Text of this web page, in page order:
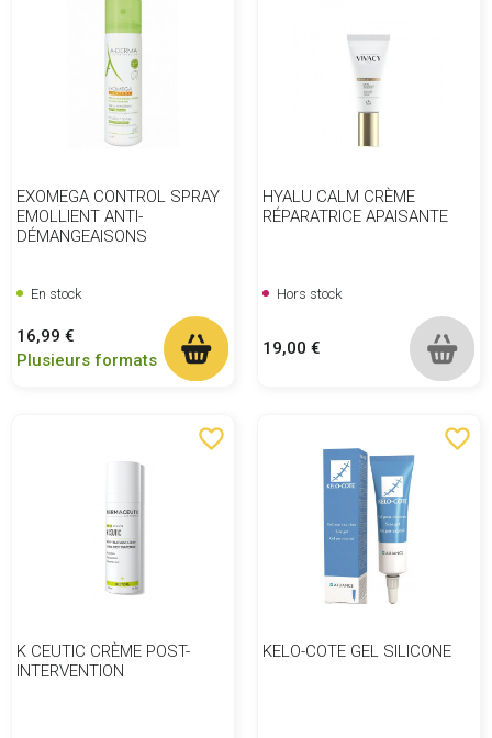
EXOMEGA CONTROL SPRAY
EMOLLIENT ANTI-
DÉMANGEAISONS
En stock
Prix
16,99 €
Plusieurs formats
HYALU CALM CRÈME
RÉPARATRICE APAISANTE
Hors stock
Prix
19,00 €
favorite_border
K CEUTIC CRÈME POST-
INTERVENTION
favorite_border
KELO-COTE GEL SILICONE